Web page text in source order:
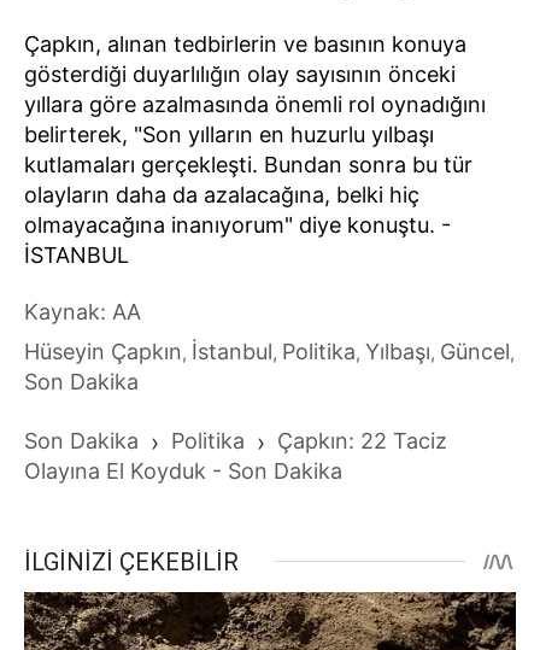
Çapkın, alınan tedbirlerin ve basının konuya
gösterdiği duyarlılığın olay sayısının önceki
yıllara göre azalmasında önemli rol oynadığını
belirterek, "Son yılların en huzurlu yılbaşı
kutlamaları gerçekleşti. Bundan sonra bu tür
olayların daha da azalacağına, belki hiç
olmayacağına inanıyorum" diye konuştu. -
İSTANBUL
Kaynak: AA
Hüseyin Çapkın, İstanbul, Politika, Yılbaşı, Güncel,
Son Dakika
Son Dakika › Politika › Çapkın: 22 Taciz
Olayına El Koyduk - Son Dakika